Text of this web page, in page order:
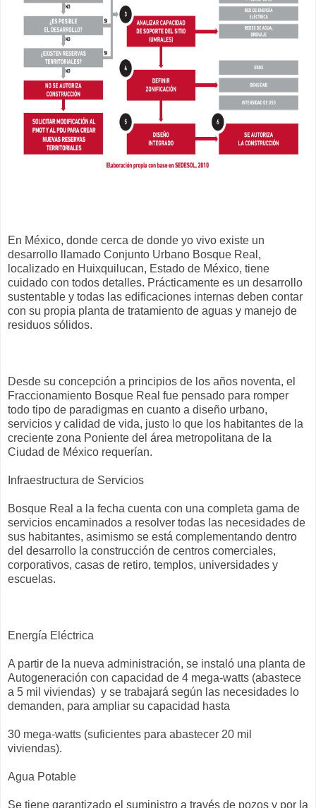
En México, donde cerca de donde yo vivo existe un
desarrollo llamado Conjunto Urbano Bosque Real,
localizado en Huixquilucan, Estado de México, tiene
cuidado con todos detalles. Prácticamente es un desarrollo
sustentable y todas las edificaciones internas deben contar
con su propia planta de tratamiento de aguas y manejo de
residuos sólidos.
Desde su concepción a principios de los años noventa, el
Fraccionamiento Bosque Real fue pensado para romper
todo tipo de paradigmas en cuanto a diseño urbano,
servicios y calidad de vida, justo lo que los habitantes de la
creciente zona Poniente del área metropolitana de la
Ciudad de México requerían.
Infraestructura de Servicios
Bosque Real a la fecha cuenta con una completa gama de
servicios encaminados a resolver todas las necesidades de
sus habitantes, asimismo se está complementando dentro
del desarrollo la construcción de centros comerciales,
corporativos, casas de retiro, templos, universidades y
escuelas.
Energía Eléctrica
A partir de la nueva administración, se instaló una planta de
Autogeneración con capacidad de 4 mega-watts (abastece
a 5 mil viviendas) y se trabajará según las necesidades lo
demanden, para ampliar su capacidad hasta
30 mega-watts (suficientes para abastecer 20 mil
viviendas).
Agua Potable
Se tiene garantizado el suministro a través de pozos y por la